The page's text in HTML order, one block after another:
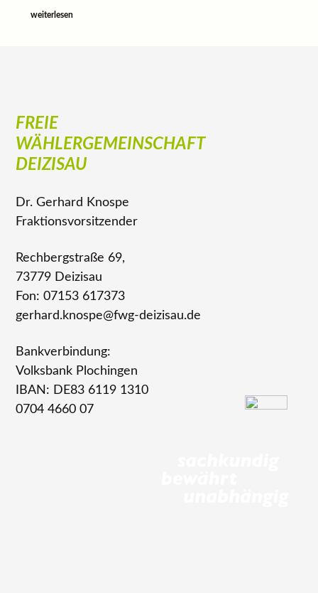
weiterlesen
FREIE
WÄHLERGEMEINSCHAFT
DEIZISAU
Dr. Gerhard Knospe
Fraktionsvorsitzender
Rechbergstraße 69,
73779 Deizisau
Fon: 07153 617373
gerhard.knospe@fwg-deizisau.de
Bankverbindung:
Volksbank Plochingen
IBAN: DE83 6119 1310
0704 4660 07